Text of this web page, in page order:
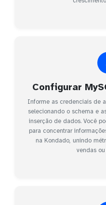
Configurar
Informe as credenciais de
selecionando o schema e
inserção de dados. Você
para concentrar
na Kondado, unindo
vendas